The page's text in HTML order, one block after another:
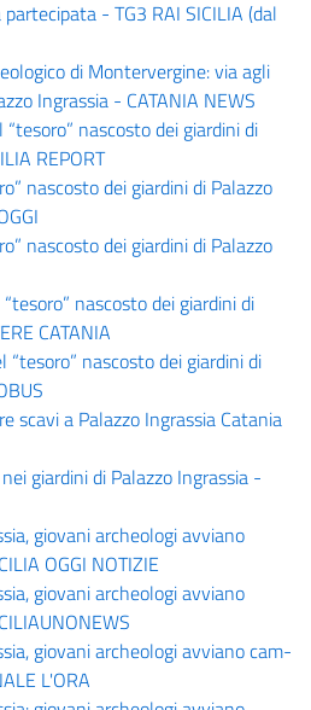
- TG3 RAI SICILIA (dal
di Montervergine: via agli
Ingrassia - CATANIA NEWS
nascosto dei giardini di
REPORT
nascosto dei giardini di Palazzo
nascosto dei giardini di Palazzo
nascosto dei giardini di
CATANIA
“tesoro” nascosto dei giardini di
scavi a Palazzo Ingrassia Catania
giardini di Palazzo Ingrassia -
giovani archeologi avviano
OGGI NOTIZIE
giovani archeologi avviano
gio­va­ni ar­cheo­lo­gi av­via­no cam­
L'ORA